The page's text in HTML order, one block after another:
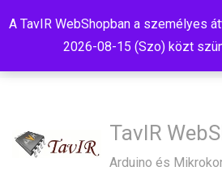
A TavIR WebShopban a személyes
2026-08-15 (Szo) közt
TavIR
Arduino és